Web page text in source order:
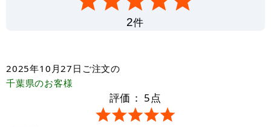
2件
2025年10月27日 ご注文の
千葉県のお客様
評価： 5点